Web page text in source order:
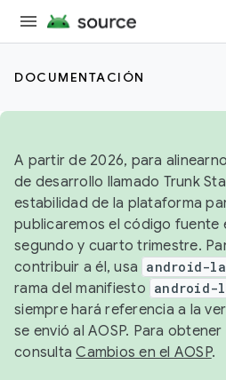
DOCUMENTACIÓN
A partir de 2026, para
de desarrollo llamado Trunk
estabilidad de la plataforma
publicaremos el código fuente
segundo y cuarto trimestre.
contribuir a él, usa android-
rama del manifiesto android-
siempre hará referencia a la
se envió al AOSP. Para
consultaCambios en el AOSP.